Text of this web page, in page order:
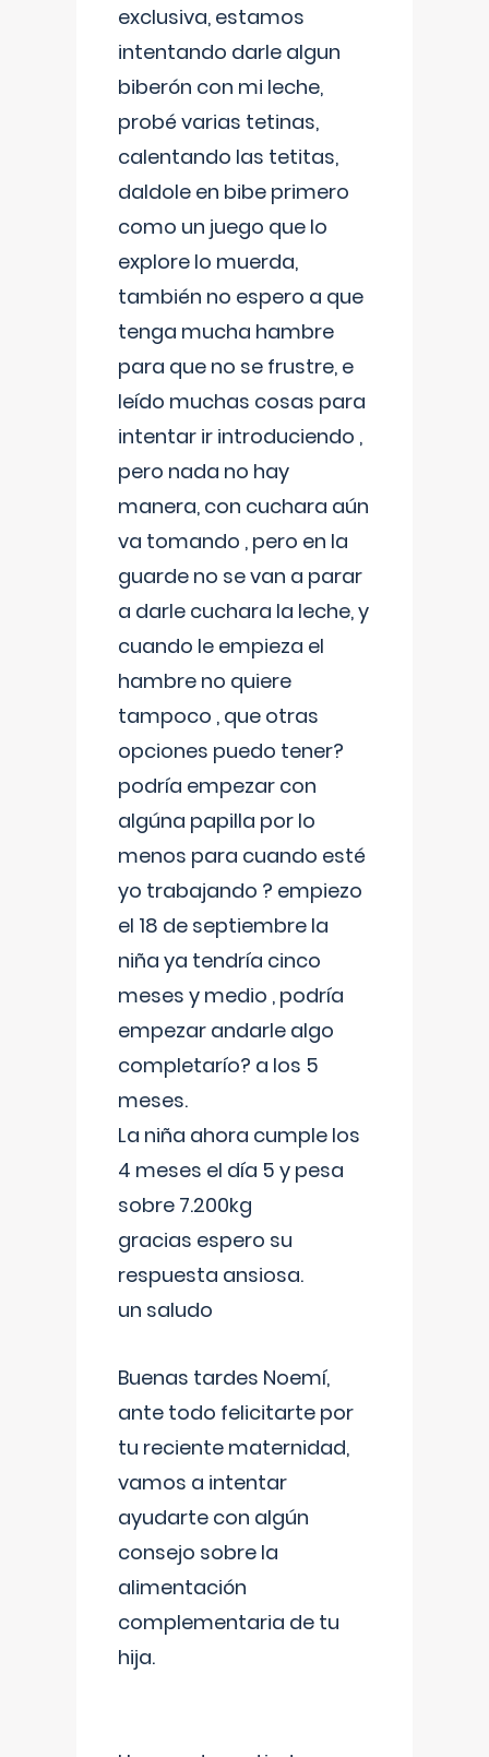
exclusiva, estamos
intentando darle algun
biberón con mi leche,
probé varias tetinas,
calentando las tetitas,
daldole en bibe primero
como un juego que lo
explore lo muerda,
también no espero a que
tenga mucha hambre
para que no se frustre, e
leído muchas cosas para
intentar ir introduciendo ,
pero nada no hay
manera, con cuchara aún
va tomando , pero en la
guarde no se van a parar
a darle cuchara la leche, y
cuando le empieza el
hambre no quiere
tampoco , que otras
opciones puedo tener?
podría empezar con
algúna papilla por lo
menos para cuando esté
yo trabajando ? empiezo
el 18 de septiembre la
niña ya tendría cinco
meses y medio , podría
empezar andarle algo
completarío? a los 5
meses.
La niña ahora cumple los
4 meses el día 5 y pesa
sobre 7.200kg
gracias espero su
respuesta ansiosa.
un saludo
Buenas tardes Noemí,
ante todo felicitarte por
tu reciente maternidad,
vamos a intentar
ayudarte con algún
consejo sobre la
alimentación
complementaria de tu
hija.